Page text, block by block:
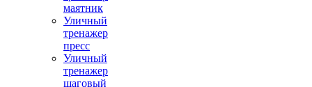
маятник
Уличный
тренажер
пресс
Уличный
тренажер
шаговый